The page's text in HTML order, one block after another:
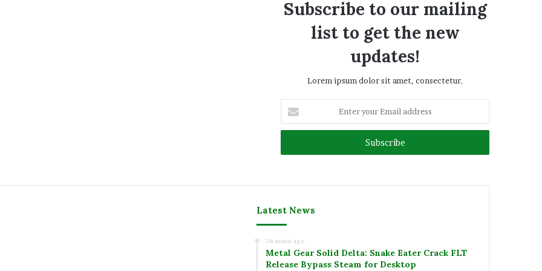
Subscribe to our mailing
list to get the new
updates!
Lorem ipsum dolor sit amet, consectetur.
your
Email
Latest News
38 menit ago
Metal Gear Solid Delta: Snake Eater Crack FLT
Release Bypass Steam for Desktop